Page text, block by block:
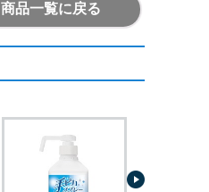
商品一覧に戻る